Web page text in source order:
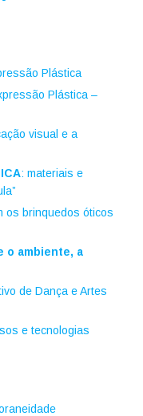
Plástica
Plástica –
visual e a
: materiais e
os brinquedos óticos
o ambiente, a
de Dança e Artes
e tecnologias